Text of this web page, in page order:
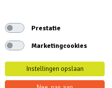
voorbehouden | Disclaimer |
Prestatie
Marketingcookies
Instellingen opslaan